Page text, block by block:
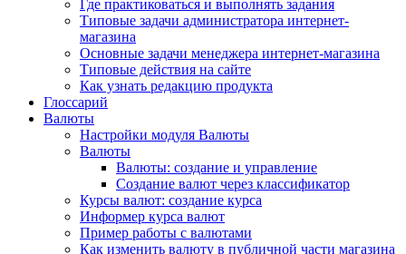
Где практиковаться и выполнять задания
Типовые задачи администратора интернет-
магазина
Основные задачи менеджера интернет-магазина
Типовые действия на сайте
Как узнать редакцию продукта
Глоссарий
Валюты
Настройки модуля Валюты
Валюты
Валюты: создание и управление
Создание валют через классификатор
Курсы валют: создание курса
Информер курса валют
Пример работы с валютами
Как изменить валюту в публичной части магазина